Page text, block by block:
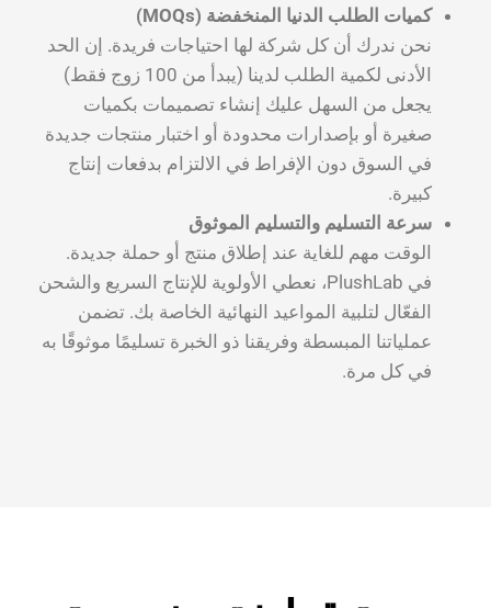
كميات الطلب الدنيا المنخفضة (MOQs)
نحن ندرك أن كل شركة لها احتياجات فريدة. إن الحد
الأدنى لكمية الطلب لدينا (يبدأ من 100 زوج فقط)
يجعل من السهل عليك إنشاء تصميمات بكميات
صغيرة أو بإصدارات محدودة أو اختبار منتجات جديدة
في السوق دون الإفراط في الالتزام بدفعات إنتاج
كبيرة.
سرعة التسليم والتسليم الموثوق
الوقت مهم للغاية عند إطلاق منتج أو حملة جديدة.
في PlushLab، نعطي الأولوية للإنتاج السريع والشحن
الفعّال لتلبية المواعيد النهائية الخاصة بك. تضمن
عملياتنا المبسطة وفريقنا ذو الخبرة تسليمًا موثوقًا به
في كل مرة.